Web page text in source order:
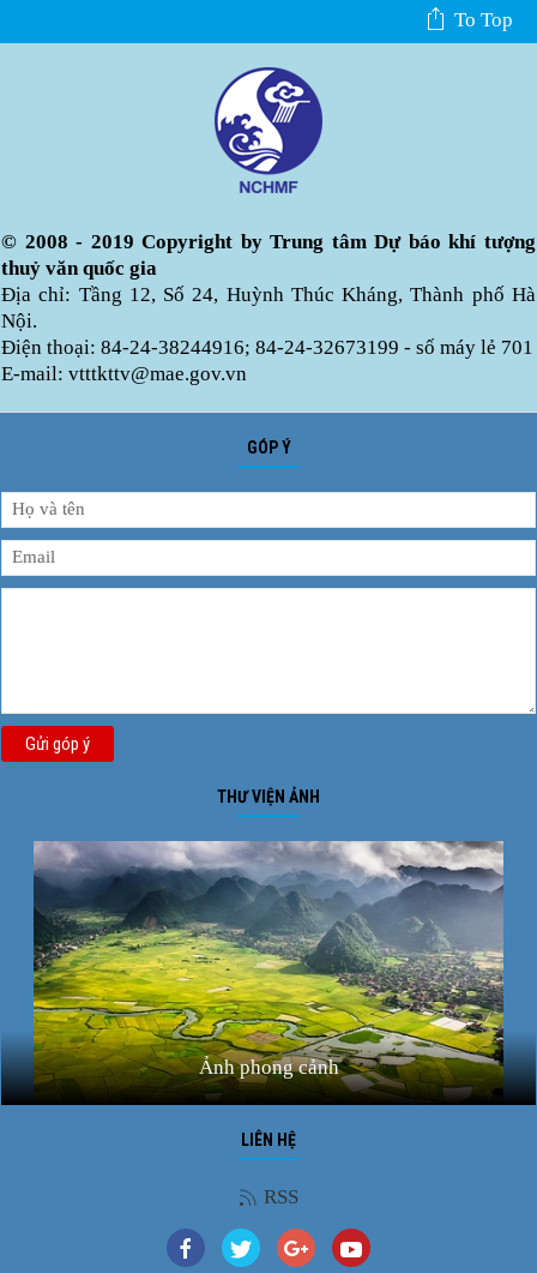
To Top
© 2008 - 2019 Copyright by Trung tâm Dự báo khí tượng
thuỷ văn quốc gia
Địa chỉ: Tầng 12, Số 24, Huỳnh Thúc Kháng, Thành phố Hà
Nội.
Điện thoại: 84-24-38244916; 84-24-32673199 - số máy lẻ 701
E-mail: vtttkttv@mae.gov.vn
GÓP Ý
Gửi góp ý
THƯ VIỆN ẢNH
Ảnh phong cảnh
LIÊN HỆ
RSS